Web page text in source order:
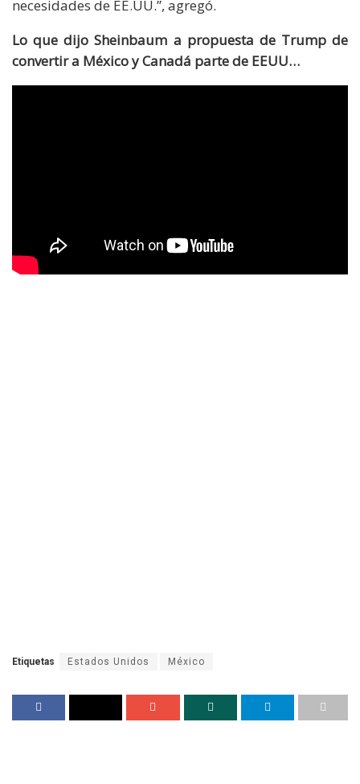
necesidades de EE.UU.”, agregó.
Lo que dijo Sheinbaum a propuesta de Trump de
convertir a México y Canadá parte de EEUU…
Etiquetas Estados Unidos México